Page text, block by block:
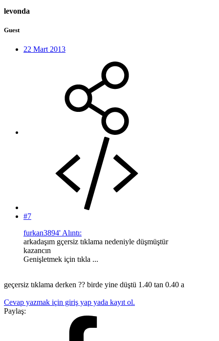
levonda
Guest
22 Mart 2013
#7
furkan3894' Alıntı:
arkadaşım gçersiz tıklama nedeniyle düşmüştür
kazancın
Genişletmek için tıkla ...
geçersiz tıklama derken ?? birde yine düştü 1.40 tan 0.40 a
Cevap yazmak için giriş yap yada kayıt ol.
Paylaş: